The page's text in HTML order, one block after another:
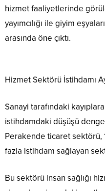
hizmet faaliyetlerinde
yayımcılığı ile giyim
arasında öne çıktı.
Hizmet Sektörü İstihdamı
Sanayi tarafındaki
istihdamdaki düşüşü
Perakende ticaret sektörü,
fazla istihdam sağlayan
Bu sektörü insan sağlığı